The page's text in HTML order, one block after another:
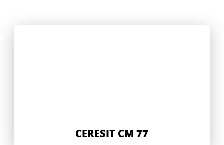
CERESIT CM 77